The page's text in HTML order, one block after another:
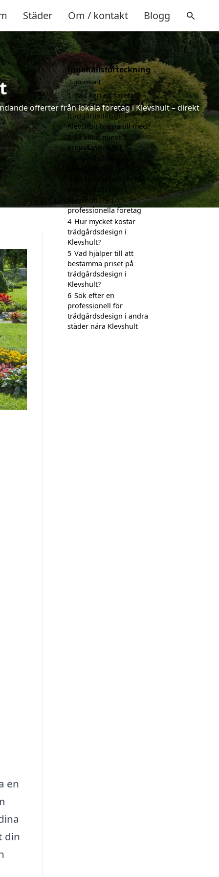
Städer Om / kontakt Blogg
offerter från lokala företag i Klevshult – direkt
en
din
Innehållsförteckning
gömma
1 Vad kan ett företag
som är specialiserat på
trädgårdsdesign i
Klevshult hjälpa till med?
2 Få alltid minst 3
erbjudanden för
trädgårdsdesign i
Få 3 erbjudanden för
trädgårdsdesign i
Klevshult från
professionella företag
4 Hur mycket kostar
trädgårdsdesign i
Klevshult?
5 Vad hjälper till att
bestämma priset på
trädgårdsdesign i
Klevshult?
6 Sök efter en
professionell för
trädgårdsdesign i andra
städer nära Klevshult